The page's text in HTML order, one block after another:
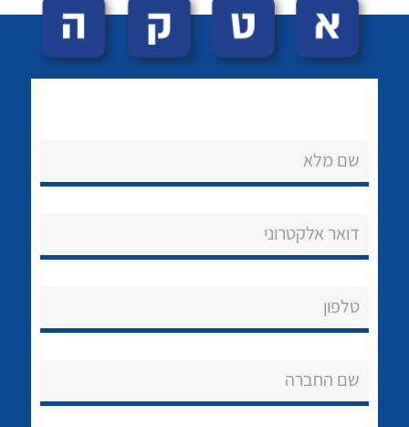
הצוות שלנו
שירותי תמיכה
שם מלא
דואר אלקטרוני
טלפון
שם החברה